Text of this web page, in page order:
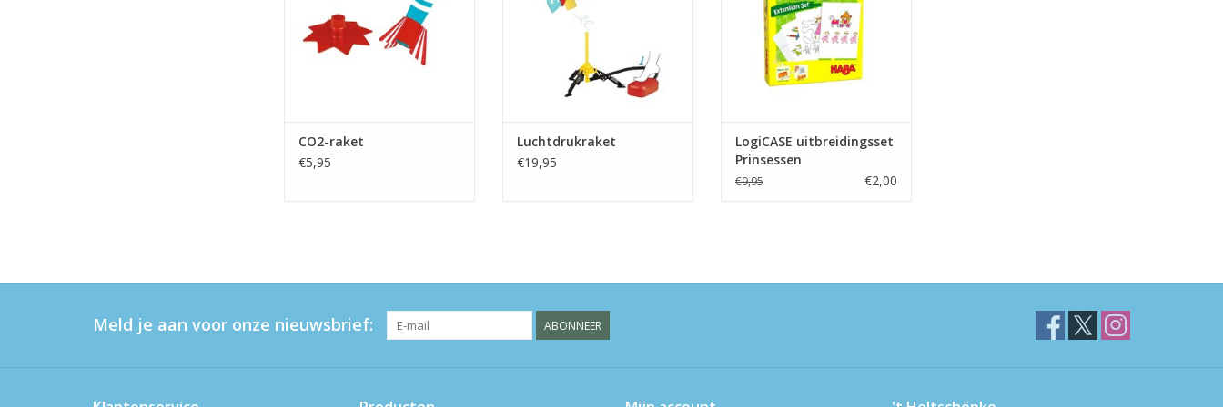
CO2-raket
€5,95
Luchtdrukraket
€19,95
LogiCASE uitbreidingsset
Prinsessen
€9,95 €2,00
Meld je aan voor onze nieuwsbrief: ABONNEER